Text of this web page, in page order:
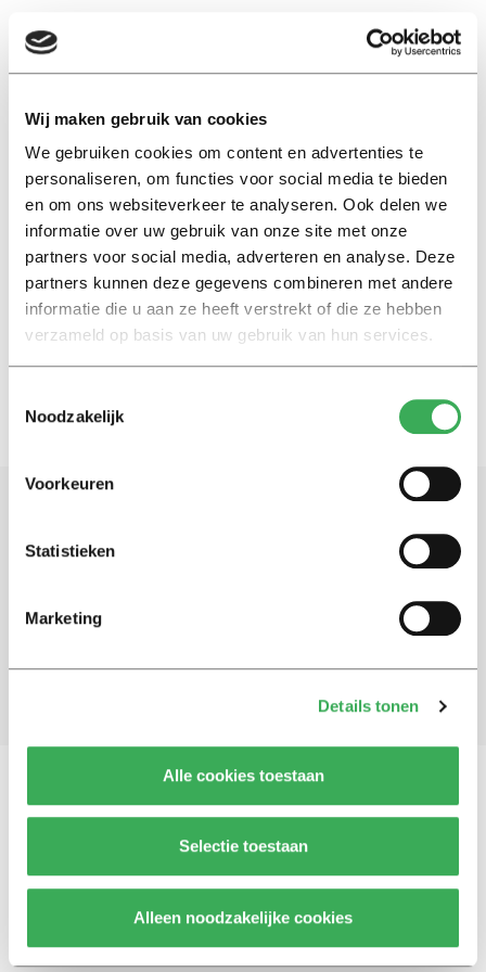
Wij maken gebruik van cookies
We gebruiken cookies om content en advertenties te
personaliseren, om functies voor social media te bieden
en om ons websiteverkeer te analyseren. Ook delen we
informatie over uw gebruik van onze site met onze
partners voor social media, adverteren en analyse. Deze
partners kunnen deze gegevens combineren met andere
informatie die u aan ze heeft verstrekt of die ze hebben
verzameld op basis van uw gebruik van hun services.
Noodzakelijk
Voorkeuren
Statistieken
Marketing
Details tonen
Alle cookies toestaan
Selectie toestaan
Alleen noodzakelijke cookies
EN
inkomensveranderingen
Interview
Geldstress in een relatie
onthult wie de touwtjes écht in
handen heeft
28 januari 2026
Blijf op de hoogte. Meld je aan voor de nieuwsbrief van
Aanmelden
Vragen, opmerkingen of tips?
© 2026 -Over ons Disclaimer Adverteren Werken bij Contact